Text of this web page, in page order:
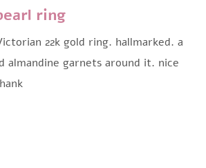
ring
22k gold ring. hallmarked. a
almandine garnets around it. nice